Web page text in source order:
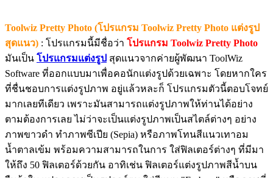
Toolwiz Pretty Photo (โปรแกรม Toolwiz Pretty Photo แต่งรูป
สุดแนว) : โปรแกรมนี้มีชื่อว่า โปรแกรม Toolwiz Pretty Photo
มันเป็น โปรแกรมแต่งรูป สุดแนวจากค่ายผู้พัฒนา ToolWiz
Software ที่ออกแบบมาเพื่อคอนักแต่งรูปด้วยเฉพาะ โดยหากใคร
ที่ชื่นชอบการแต่งรูปภาพ อยู่แล้วหละก็ โปรแกรมตัวนี้ตอบโจทย์
มากเลยทีเดียว เพราะมันสามารถแต่งรูปภาพให้ท่านได้อย่าง
ตามต้องการเลย ไม่ว่าจะเป็นแต่งรูปภาพเป็นสไตล์ต่างๆ อย่าง
ภาพขาวดำ ทำภาพซีเปีย (Sepia) หรือภาพโทนสีแนวเทาอม
น้ำตาลเข้ม พร้อมความสามารถในการ ใส่ฟิลเตอร์ต่างๆ ที่มีมา
ให้ถึง 50 ฟิลเตอร์ด้วยกัน อาทิเช่น ฟิลเตอร์แต่งรูปภาพสีน้ำบน